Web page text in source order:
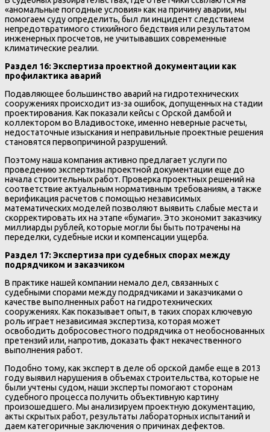
«аномальные погодные условия» как на причину аварии, мы
помогаем суду определить, был ли инцидент следствием
непредотвратимого стихийного бедствия или результатом
инженерных просчетов, не учитывавших современные
климатические реалии.
Раздел 16: Экспертиза проектной документации как
профилактика аварий
Подавляющее большинство аварий на гидротехнических
сооружениях происходит из-за ошибок, допущенных на стадии
проектирования. Как показали кейсы с Орской дамбой и
коллектором во Владивостоке, именно неверные расчеты,
недостаточные изыскания и неправильные проектные решения
становятся первопричиной разрушений.
Поэтому наша компания активно предлагает услуги по
проведению экспертизы проектной документации еще до
начала строительных работ. Проверка проектных решений на
соответствие актуальным нормативным требованиям, а также
верификация расчетов с помощью независимых
математических моделей позволяют выявить слабые места и
скорректировать их на этапе «бумаги». Это экономит заказчику
миллиарды рублей, которые могли бы быть потрачены на
переделки, судебные иски и компенсации ущерба.
Раздел 17: Экспертиза при судебных спорах между
подрядчиком и заказчиком
В практике нашей компании немало дел, связанных с
судебными спорами между подрядчиками и заказчиками о
качестве выполненных работ на гидротехнических
сооружениях. Как показывает опыт, в таких спорах ключевую
роль играет независимая экспертиза, которая может
освободить добросовестного подрядчика от необоснованных
претензий или, напротив, доказать факт некачественного
выполнения работ.
Подобно тому, как эксперт в деле об орской дамбе еще в 2013
году выявил нарушения в объемах строительства, которые не
были учтены судом, наши эксперты помогают сторонам
судебного процесса получить объективную картину
произошедшего. Мы анализируем проектную документацию,
акты скрытых работ, результаты лабораторных испытаний и
даем категоричные заключения о причинах дефектов.